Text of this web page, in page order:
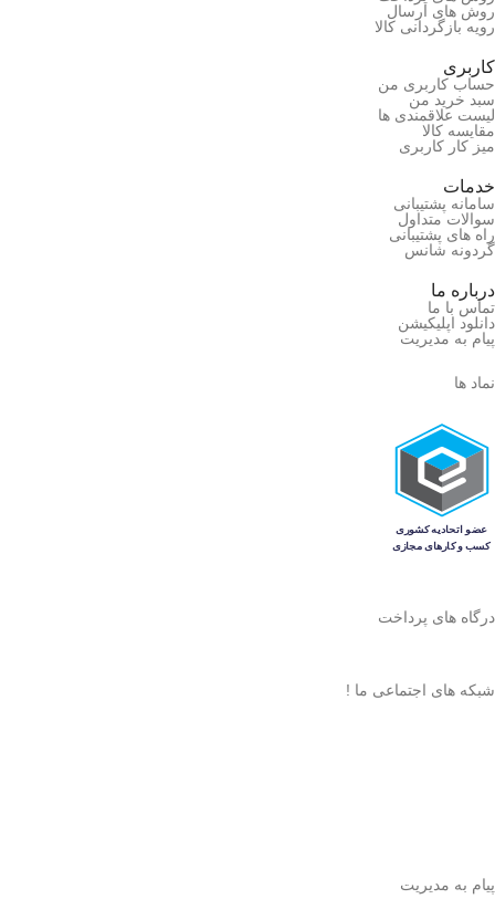
روش های ارسال
رویه بازگردانی کالا
کاربری
حساب کاربری من
سبد خرید من
لیست علاقمندی ها
مقایسه کالا
میز کار کاربری
خدمات
سامانه پشتیبانی
سوالات متداول
راه های پشتیبانی
گردونه شانس
درباره ما
تماس با ما
دانلود اپلیکیشن
پیام به مدیریت
نماد ها
درگاه های پرداخت
شبکه های اجتماعی ما !
پیام به مدیریت